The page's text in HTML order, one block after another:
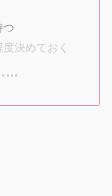
つ
決めておく